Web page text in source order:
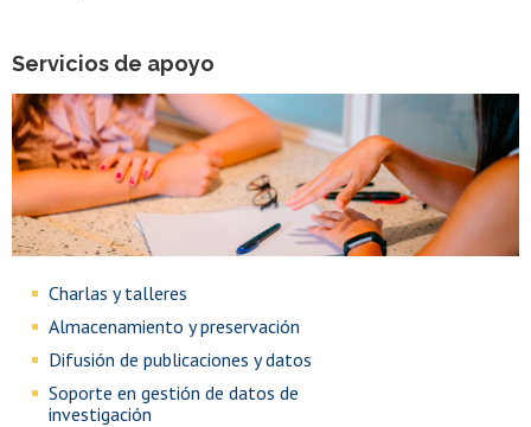
Servicios de apoyo
Charlas y talleres
Almacenamiento y preservación
Difusión de publicaciones y datos
Soporte en gestión de datos de
investigación